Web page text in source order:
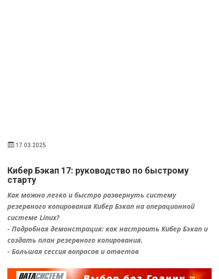
17.03.2025
Кибер Бэкап 17: руководство по быстрому
старту
Как можно легко и быстро развернуть систему
резервного копирования Кибер Бэкап на операционной
системе Linux?
- Подробная демонстрация: как настроить Кибер Бэкап и
создать план резервного копирования.
- Большая сессия вопросов и ответов